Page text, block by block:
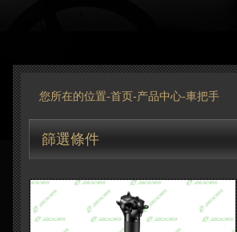
您所在的位置-首页 -产品中心-車把手
篩選條件